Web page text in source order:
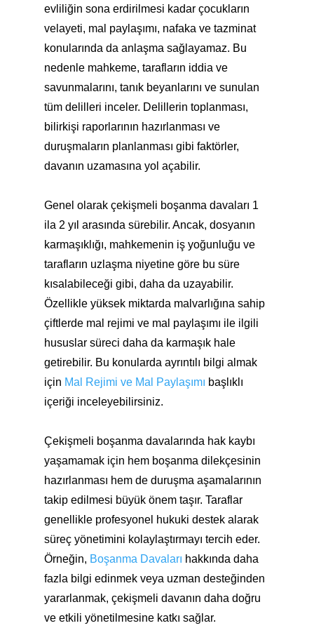
evliliğin sona erdirilmesi kadar çocukların
velayeti, mal paylaşımı, nafaka ve tazminat
konularında da anlaşma sağlayamaz. Bu
nedenle mahkeme, tarafların iddia ve
savunmalarını, tanık beyanlarını ve sunulan
tüm delilleri inceler. Delillerin toplanması,
bilirkişi raporlarının hazırlanması ve
duruşmaların planlanması gibi faktörler,
davanın uzamasına yol açabilir.
Genel olarak çekişmeli boşanma davaları 1
ila 2 yıl arasında sürebilir. Ancak, dosyanın
karmaşıklığı, mahkemenin iş yoğunluğu ve
tarafların uzlaşma niyetine göre bu süre
kısalabileceği gibi, daha da uzayabilir.
Özellikle yüksek miktarda malvarlığına sahip
çiftlerde mal rejimi ve mal paylaşımı ile ilgili
hususlar süreci daha da karmaşık hale
getirebilir. Bu konularda ayrıntılı bilgi almak
için Mal Rejimi ve Mal Paylaşımı başlıklı
içeriği inceleyebilirsiniz.
Çekişmeli boşanma davalarında hak kaybı
yaşamamak için hem boşanma dilekçesinin
hazırlanması hem de duruşma aşamalarının
takip edilmesi büyük önem taşır. Taraflar
genellikle profesyonel hukuki destek alarak
süreç yönetimini kolaylaştırmayı tercih eder.
Örneğin, Boşanma Davaları hakkında daha
fazla bilgi edinmek veya uzman desteğinden
yararlanmak, çekişmeli davanın daha doğru
ve etkili yönetilmesine katkı sağlar.